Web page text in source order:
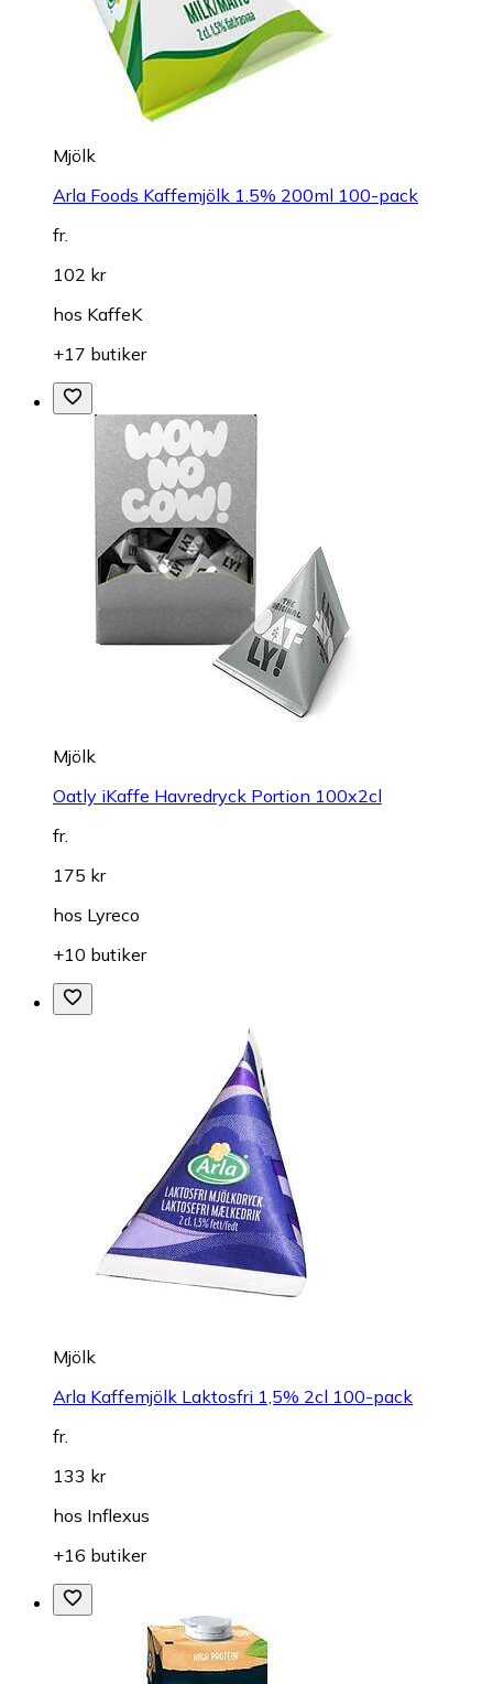
Mjölk
Arla Foods Kaffemjölk 1.5% 200ml 100-pack
fr.
102 kr
hos KaffeK
+17 butiker
Mjölk
Oatly iKaffe Havredryck Portion 100x2cl
fr.
175 kr
hos Lyreco
+10 butiker
Mjölk
Arla Kaffemjölk Laktosfri 1,5% 2cl 100-pack
fr.
133 kr
hos Inflexus
+16 butiker